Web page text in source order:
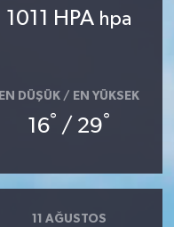
1011 HPA hpa
EN DÜŞÜK / EN YÜKSEK
16° / 29°
11 AĞUSTOS